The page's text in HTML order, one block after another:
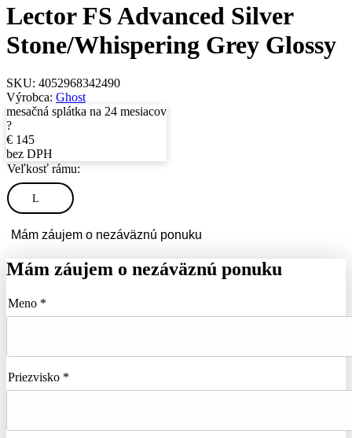
Lector FS Advanced Silver
Stone/Whispering Grey Glossy
SKU: 4052968342490
Výrobca: Ghost
mesačná splátka na 24 mesiacov
?
€ 145
bez DPH
Veľkosť rámu:
L
Mám záujem o nezáväznú ponuku
Mám záujem o nezáväznú ponuku
Meno *
Priezvisko *